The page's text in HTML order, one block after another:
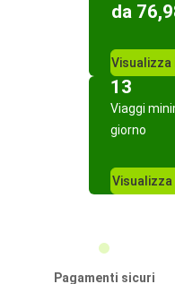
da
Visualizza
13
Viaggi
giorno
Visualizza
Pagamenti sicuri